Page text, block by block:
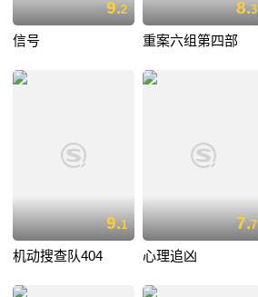
9.2
信号
8.3
重案六组第四部
9.1
机动搜查队404
7.7
心理追凶